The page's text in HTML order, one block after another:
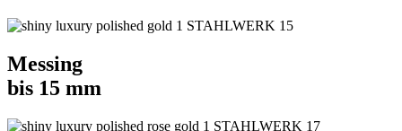
Messing
bis 15 mm